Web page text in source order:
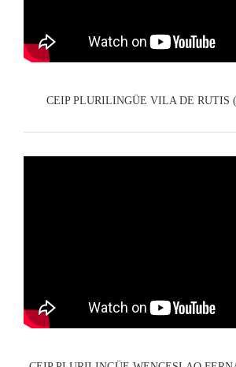
CEIP PLURILINGÜE VILA DE RUTIS